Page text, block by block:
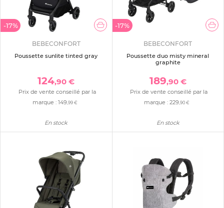
-17%
BEBECONFORT
Poussette sunlite tinted gray
124,90 €
Prix de vente conseillé par la
marque :149,99 €
En stock
-17%
BEBECONFORT
Poussette duo misty mineral
graphite
189,90 €
Prix de vente conseillé par la
marque :229,90 €
En stock